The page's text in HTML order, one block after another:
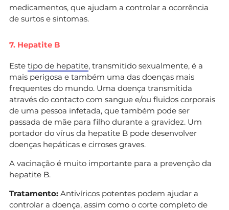
medicamentos, que ajudam a controlar a ocorrência
de surtos e sintomas.
7. Hepatite B
Este tipo de hepatite, transmitido sexualmente, é a
mais perigosa e também uma das doenças mais
frequentes do mundo. Uma doença transmitida
através do contacto com sangue e/ou fluidos corporais
de uma pessoa infetada, que também pode ser
passada de mãe para filho durante a gravidez. Um
portador do vírus da hepatite B pode desenvolver
doenças hepáticas e cirroses graves.
A vacinação é muito importante para a prevenção da
hepatite B.
Tratamento: Antivíricos potentes podem ajudar a
controlar a doença, assim como o corte completo de